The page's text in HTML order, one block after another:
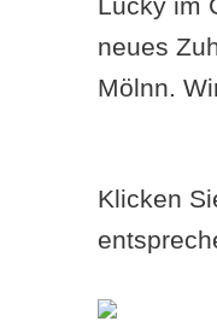
neues
Mölnn.
Klicken